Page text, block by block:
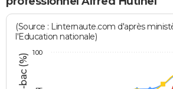
(Source : Linternaute.com d'après
l'Education nationale)
100